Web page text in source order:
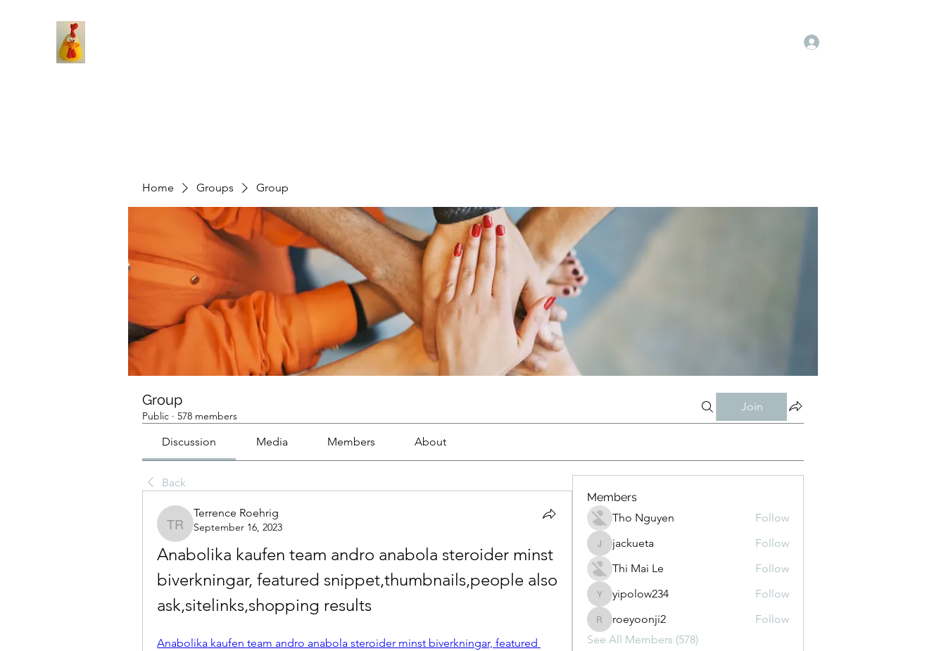
Home Groups Group
Group
Public · 578 members
Join
Discussion Media Members About
Back
Terrence Roehrig
Terrence Roehrig
September 16, 2023
Anabolika kaufen team andro anabola steroider minst
biverkningar, featured snippet,thumbnails,people also
ask,sitelinks,shopping results
Anabolika kaufen team andro anabola steroider minst biverkningar, featured
Members
Tho Nguyen
Follow
jackueta
jackueta
Follow
Thi Mai Le
Follow
yipolow234
yipolow234 Follow
roeyoonji2
roeyoonji2
Follow
See All Members (578)